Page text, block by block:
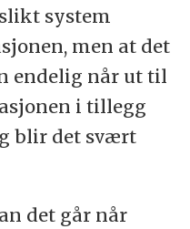
system
men at det
endelig når ut til
i tillegg
blir det svært
det går når